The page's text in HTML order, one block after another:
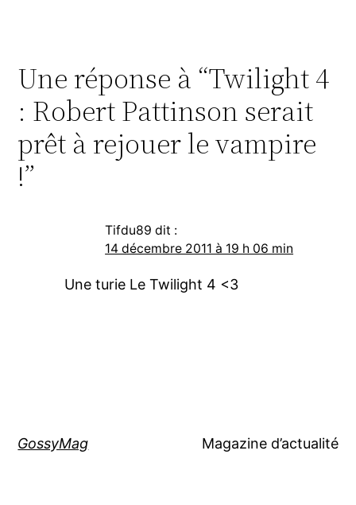
Une réponse à “Twilight 4
: Robert Pattinson serait
prêt à rejouer le vampire
!”
Tifdu89 dit :
14 décembre 2011 à 19 h 06 min
Une turie Le Twilight 4 <3
GossyMag Magazine d’actualité